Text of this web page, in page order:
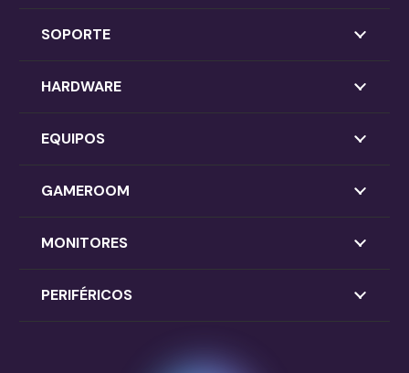
SOPORTE
HARDWARE
EQUIPOS
GAMEROOM
MONITORES
PERIFÉRICOS